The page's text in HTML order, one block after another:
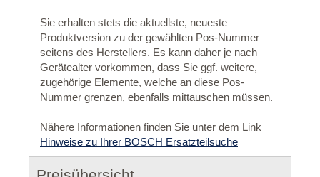
Sie erhalten stets die aktuellste, neueste
Produktversion zu der gewählten Pos-Nummer
seitens des Herstellers. Es kann daher je nach
Gerätealter vorkommen, dass Sie ggf. weitere,
zugehörige Elemente, welche an diese Pos-
Nummer grenzen, ebenfalls mittauschen müssen.
Nähere Informationen finden Sie unter dem Link
Hinweise zu Ihrer BOSCH Ersatzteilsuche